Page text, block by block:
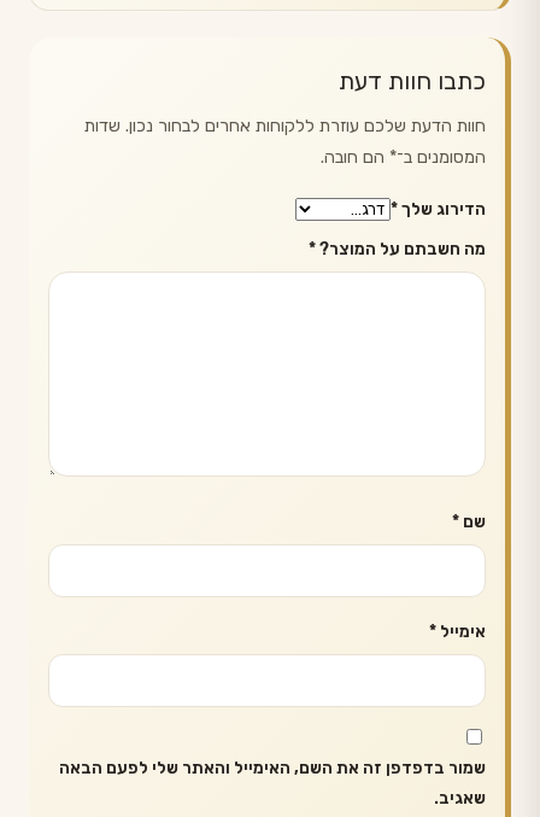
כתבו חוות דעת
חוות הדעת שלכם עוזרת ללקוחות אחרים לבחור נכון. שדות
המסומנים ב־* הם חובה.
הדירוג שלך*
מה חשבתם על המוצר?*
שם *
אימייל *
שמור בדפדפן זה את השם, האימייל והאתר שלי לפעם הבאה
שאגיב.